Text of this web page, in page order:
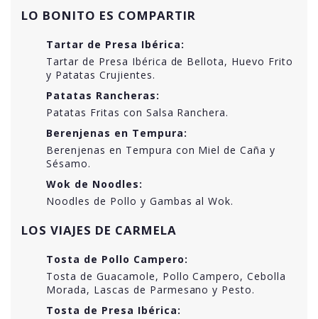
LO BONITO ES COMPARTIR
Tartar de Presa Ibérica:
Tartar de Presa Ibérica de Bellota, Huevo Frito
y Patatas Crujientes.
Patatas Rancheras:
Patatas Fritas con Salsa Ranchera.
Berenjenas en Tempura:
Berenjenas en Tempura con Miel de Caña y
Sésamo.
Wok de Noodles:
Noodles de Pollo y Gambas al Wok.
LOS VIAJES DE CARMELA
Tosta de Pollo Campero:
Tosta de Guacamole, Pollo Campero, Cebolla
Morada, Lascas de Parmesano y Pesto.
Tosta de Presa Ibérica: